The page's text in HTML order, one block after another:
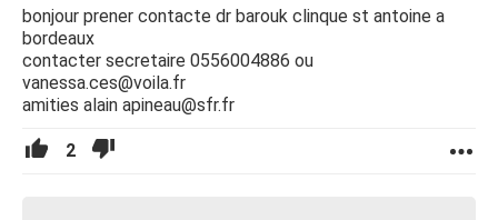
bonjour prener contacte dr barouk clinque st antoine a
bordeaux
contacter secretaire 0556004886 ou
vanessa.ces@voila.fr
amities alain apineau@sfr.fr
2